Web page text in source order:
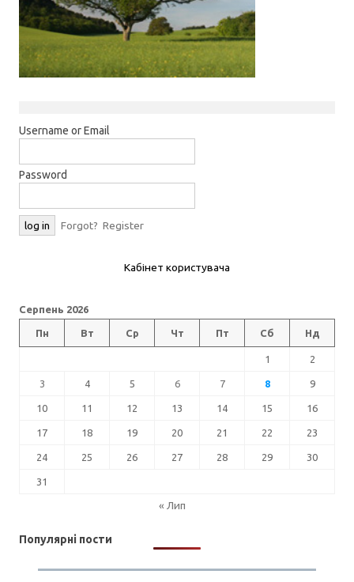
Username or Email
Password
Forgot? Register
Кабінет користувача
Серпень 2026
Пн Вт Ср Чт Пт Сб Нд
1 2
3 4 5 6 7 8 9
10 11 12 13 14 15 16
17 18 19 20 21 22 23
24 25 26 27 28 29 30
31
« Лип
Популярні пости